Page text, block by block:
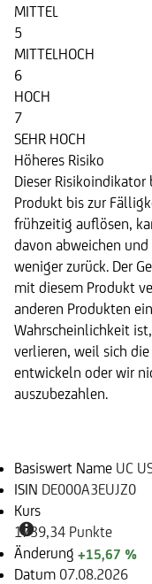
MITTEL
5
MITTELHOCH
6
HOCH
7
SEHR HOCH
Höheres Risiko
Dieser Risikoindikator
Produkt bis zur
frühzeitig auflösen,
davon abweichen
weniger zurück. Der
mit diesem Produkt
anderen Produkten
Wahrscheinlichkeit
verlieren, weil sich
entwickeln oder wir
auszubezahlen.
Basiswert Name UC
ISIN DE000A3EUJZ0
Kurs
1739,34 Punkte
Änderung +15,67 %
Datum 07.08.2026